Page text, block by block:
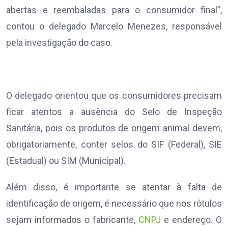
abertas e reembaladas para o consumidor final”,
contou o delegado Marcelo Menezes, responsável
pela investigação do caso.
O delegado orientou que os consumidores precisam
ficar atentos a ausência do Selo de Inspeção
Sanitária, pois os produtos de origem animal devem,
obrigatoriamente, conter selos do SIF (Federal), SIE
(Estadual) ou SIM (Municipal).
Além disso, é importante se atentar à falta de
identificação de origem, é necessário que nos rótulos
sejam informados o fabricante, CNPJ e endereço. O